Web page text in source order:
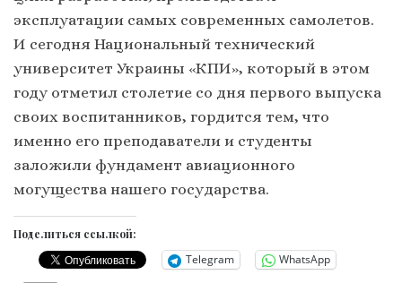
эксплуатации самых современных самолетов.
И сегодня Национальный технический
университет Украины «КПИ», который в этом
году отметил столетие со дня первого выпуска
своих воспитанников, гордится тем, что
именно его преподаватели и студенты
заложили фундамент авиационного
могущества нашего государства.
Поделиться ссылкой:
Telegram WhatsApp